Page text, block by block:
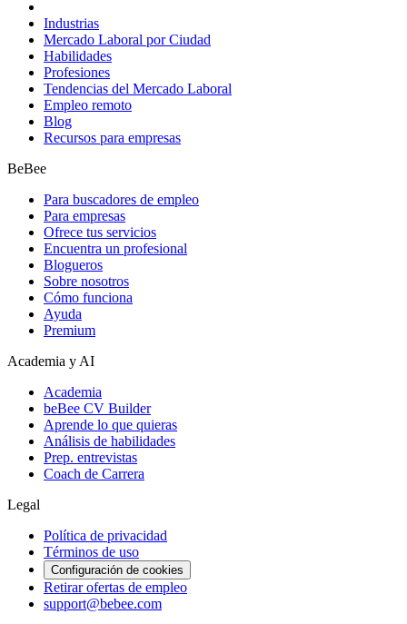
Industrias
Mercado Laboral por Ciudad
Habilidades
Profesiones
Tendencias del Mercado Laboral
Empleo remoto
Blog
Recursos para empresas
BeBee
Para buscadores de empleo
Para empresas
Ofrece tus servicios
Encuentra un profesional
Blogueros
Sobre nosotros
Cómo funciona
Ayuda
Premium
Academia y AI
Academia
beBee CV Builder
Aprende lo que quieras
Análisis de habilidades
Prep. entrevistas
Coach de Carrera
Legal
Política de privacidad
Términos de uso
Configuración de cookies
Retirar ofertas de empleo
support@bebee.com